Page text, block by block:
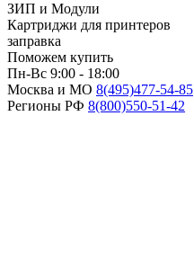
ЗИП и Модули
Картриджи для принтеров
заправка
Поможем купить
Пн-Вс 9:00 - 18:00
Москва и МО 8(495)477-54-85
Регионы РФ 8(800)550-51-42